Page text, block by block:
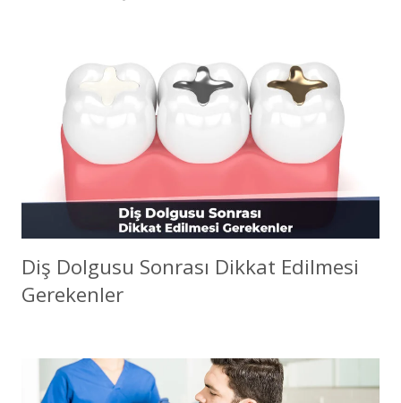
Diş Dolgusu Sonrası Dikkat Edilmesi
Gerekenler